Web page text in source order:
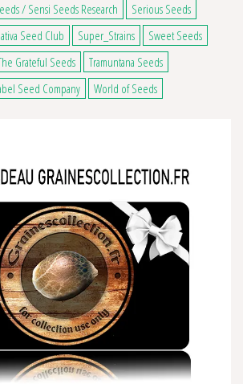
/ Sensi Seeds Research
Serious Seeds
Seed Club Super_Strains
Sweet Seeds
Grateful Seeds
Tramuntana Seeds
Seed Company World of Seeds